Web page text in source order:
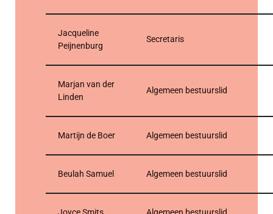
Jacqueline
Peijnenburg
Secretaris
Marjan van der
Linden
Algemeen bestuurslid
Martijn de Boer Algemeen bestuurslid
Beulah Samuel Algemeen bestuurslid
Joyce Smits Algemeen bestuurslid